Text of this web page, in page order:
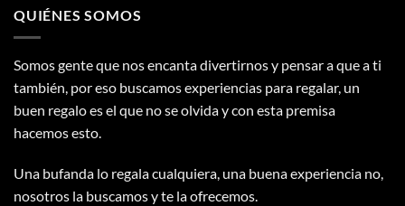
QUIÉNES SOMOS
Somos gente que nos encanta divertirnos y pensar a que a ti
también, por eso buscamos experiencias para regalar, un
buen regalo es el que no se olvida y con esta premisa
hacemos esto.
Una bufanda lo regala cualquiera, una buena experiencia no,
nosotros la buscamos y te la ofrecemos.